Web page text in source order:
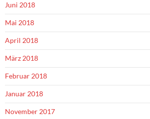
Juni 2018
Mai 2018
April 2018
März 2018
Februar 2018
Januar 2018
November 2017